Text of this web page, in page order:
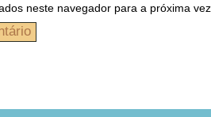
neste navegador para a próxima